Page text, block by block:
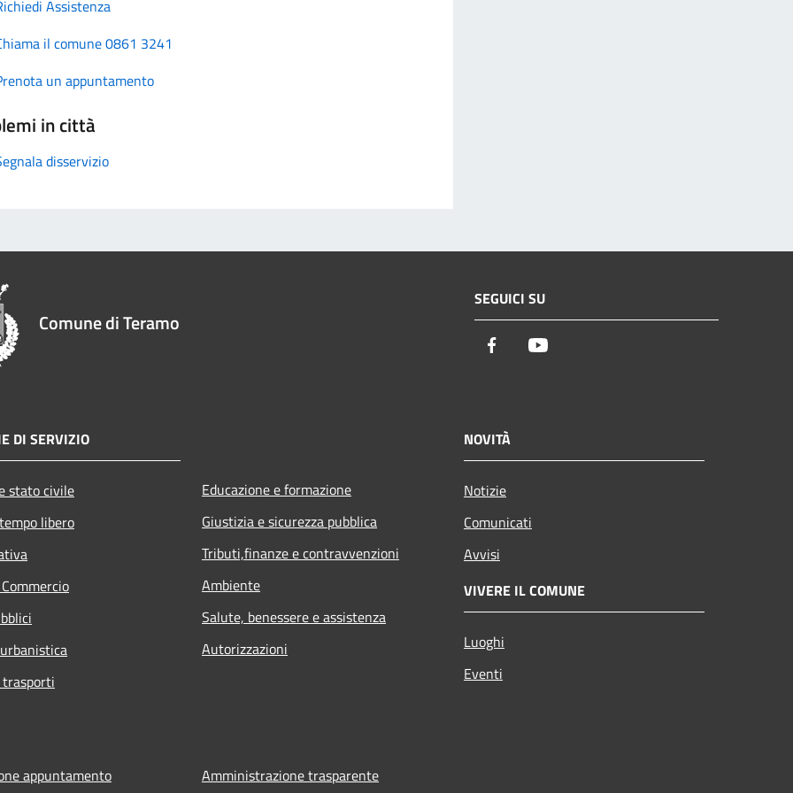
Assistenza
il comune 0861 3241
un appuntamento
in città
disservizio
Comune di Teramo
SEGUICI SU
Facebook
DI SERVIZIO
stato civile
libero
Educazione e formazione
Giustizia e sicurezza pubblica
Tributi,finanze e contravvenzioni
Ambiente
Salute, benessere e assistenza
Autorizzazioni
NOVITÀ
Notizie
Comunicati
Avvisi
VIVERE IL COMUNE
Luoghi
Eventi
appuntamento Amministrazione trasparente